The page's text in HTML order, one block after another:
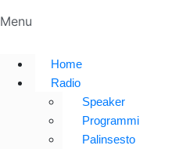
Menu
Home
Radio
Speaker
Programmi
Palinsesto